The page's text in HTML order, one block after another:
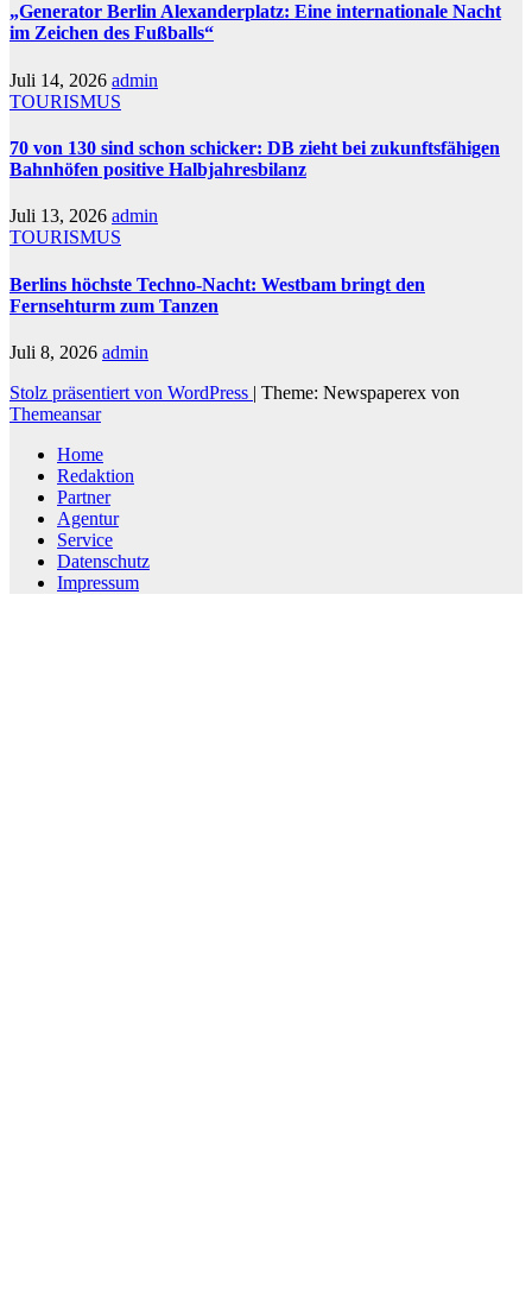
„Generator Berlin Alexanderplatz: Eine internationale Nacht
im Zeichen des Fußballs“
Juli 14, 2026 admin
TOURISMUS
70 von 130 sind schon schicker: DB zieht bei zukunftsfähigen
Bahnhöfen positive Halbjahresbilanz
Juli 13, 2026 admin
TOURISMUS
Berlins höchste Techno-Nacht: Westbam bringt den
Fernsehturm zum Tanzen
Juli 8, 2026 admin
Stolz präsentiert von WordPress | Theme: Newspaperex von
Themeansar
Home
Redaktion
Partner
Agentur
Service
Datenschutz
Impressum